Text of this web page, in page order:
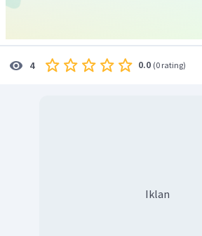
4 0.0 (0 rating)
Iklan